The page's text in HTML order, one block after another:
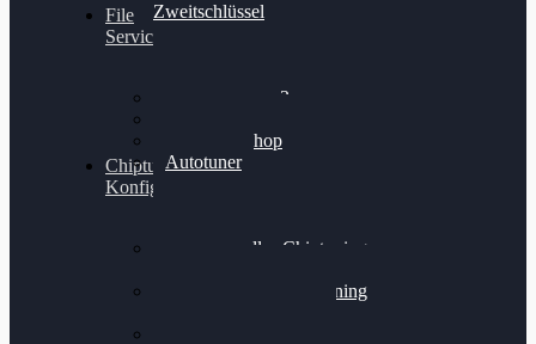
Zweitschlüssel
File
Service
Alientech Kess3
Alientech Shop
Autotuner
Chiptuning
Konfigurator
Professionelles Chiptuning
Professionelles Chiptuning